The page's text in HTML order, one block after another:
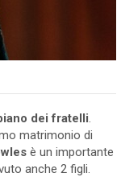
dei fratelli
matrimonio di
è un importante
anche 2 figli.